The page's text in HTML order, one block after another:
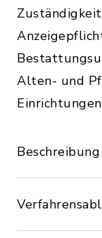
Alten- und
Beschreibung